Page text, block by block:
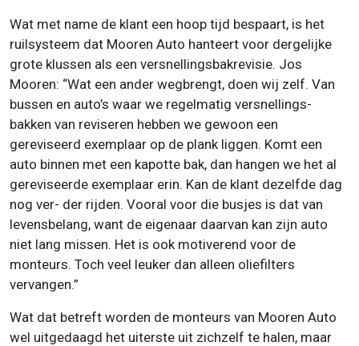
Wat met name de klant een hoop tijd bespaart, is het
ruilsysteem dat Mooren Auto hanteert voor dergelijke
grote klussen als een versnellingsbakrevisie. Jos
Mooren: “Wat een ander wegbrengt, doen wij zelf. Van
bussen en auto’s waar we regelmatig versnellings-
bakken van reviseren hebben we gewoon een
gereviseerd exemplaar op de plank liggen. Komt een
auto binnen met een kapotte bak, dan hangen we het al
gereviseerde exemplaar erin. Kan de klant dezelfde dag
nog ver- der rijden. Vooral voor die busjes is dat van
levensbelang, want de eigenaar daarvan kan zijn auto
niet lang missen. Het is ook motiverend voor de
monteurs. Toch veel leuker dan alleen oliefilters
vervangen.”
Wat dat betreft worden de monteurs van Mooren Auto
wel uitgedaagd het uiterste uit zichzelf te halen, maar